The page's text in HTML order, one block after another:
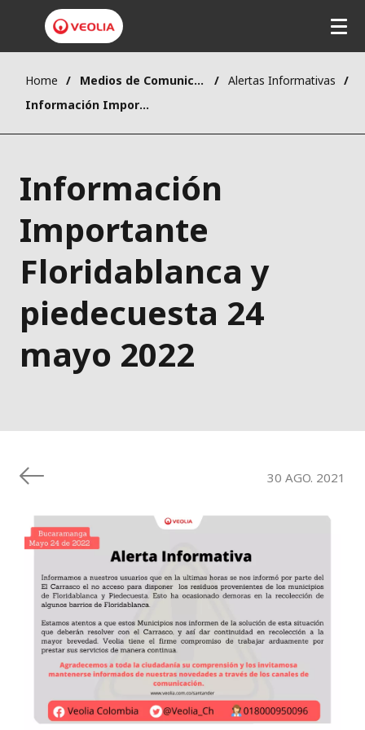
Home Medios de Comunicación
Alertas Informativas
Información Importante Floridablanca y piedecuesta 24 mayo 2022
Información
Importante
Floridablanca y
piedecuesta 24
mayo 2022
30 AGO. 2021